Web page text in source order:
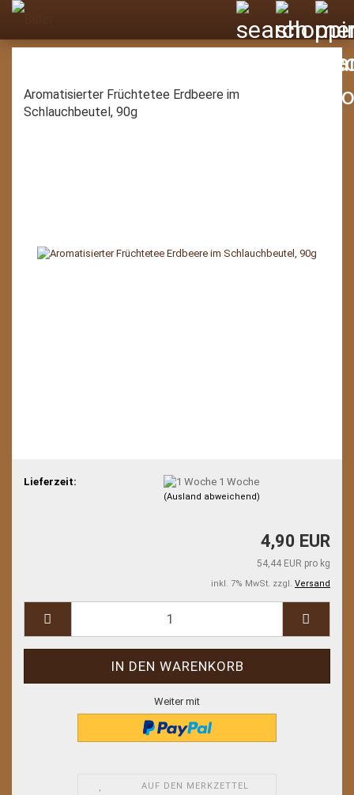
Aromatisierter Früchtetee Erdbeere im
Schlauchbeutel, 90g
Lieferzeit: 1 Woche
(Ausland abweichend)
4,90 EUR
54,44 EUR pro kg
inkl. 7% MwSt. zzgl. Versand
Weiter mit
AUF DEN MERKZETTEL